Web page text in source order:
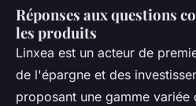
Réponses aux questions
les produits
Linxea est un acteur de
de l'épargne et des
proposant une gamme